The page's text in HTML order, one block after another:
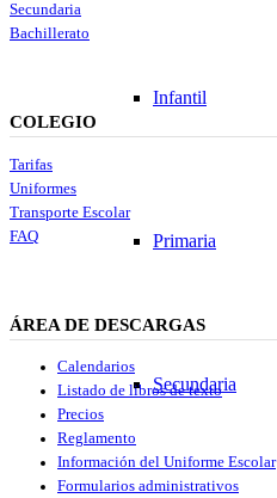
Infantil
Primaria
Secundaria
Secundaria
Bachillerato
COLEGIO
Tarifas
Uniformes
Transporte Escolar
FAQ
ÁREA DE DESCARGAS
Calendarios
Listado de libros de texto
Precios
Reglamento
Información del Uniforme Escolar
Formularios administrativos